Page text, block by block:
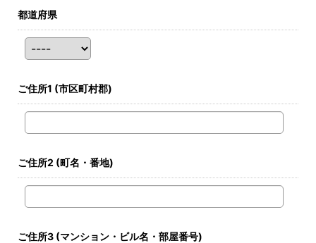
都道府県
ご住所1 (市区町村郡)
ご住所2 (町名・番地)
ご住所3 (マンション・ビル名・部屋番号)